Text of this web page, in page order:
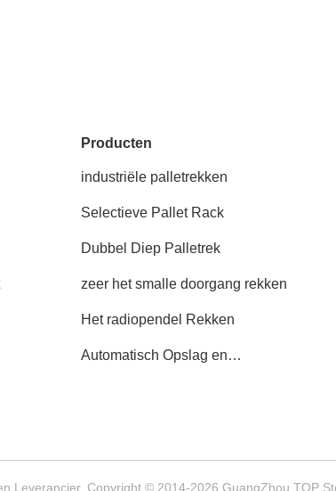
Producten
industriële palletrekken
Selectieve Pallet Rack
Dubbel Diep Palletrek
zeer het smalle doorgang rekken
Het radiopendel Rekken
Automatisch Opslag en
Leverancier. Copyright © 2014-2026 GuangZhou TOP